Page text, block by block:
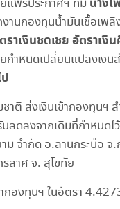
ยแพร่ประกาศฯ ที่มี
านกองทุนน้ำมันเชื้อเพ
าเงินชดเชย อัตราเ
กำหนดเปลี่ยนแปลงเงิน
าติ ส่งเงินเข้ากองทุนฯ
ลดลงจากเดิมที่กำหนด
จำกัด อ.ลานกระบือ จ
ลาศ จ. สุโขทัย
กองทุนฯ ในอัตรา